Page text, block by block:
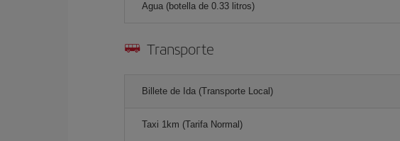
Agua (botella de 0.33 litros)
Transporte
Billete de Ida (Transporte Local)
Taxi 1km (Tarifa Normal)